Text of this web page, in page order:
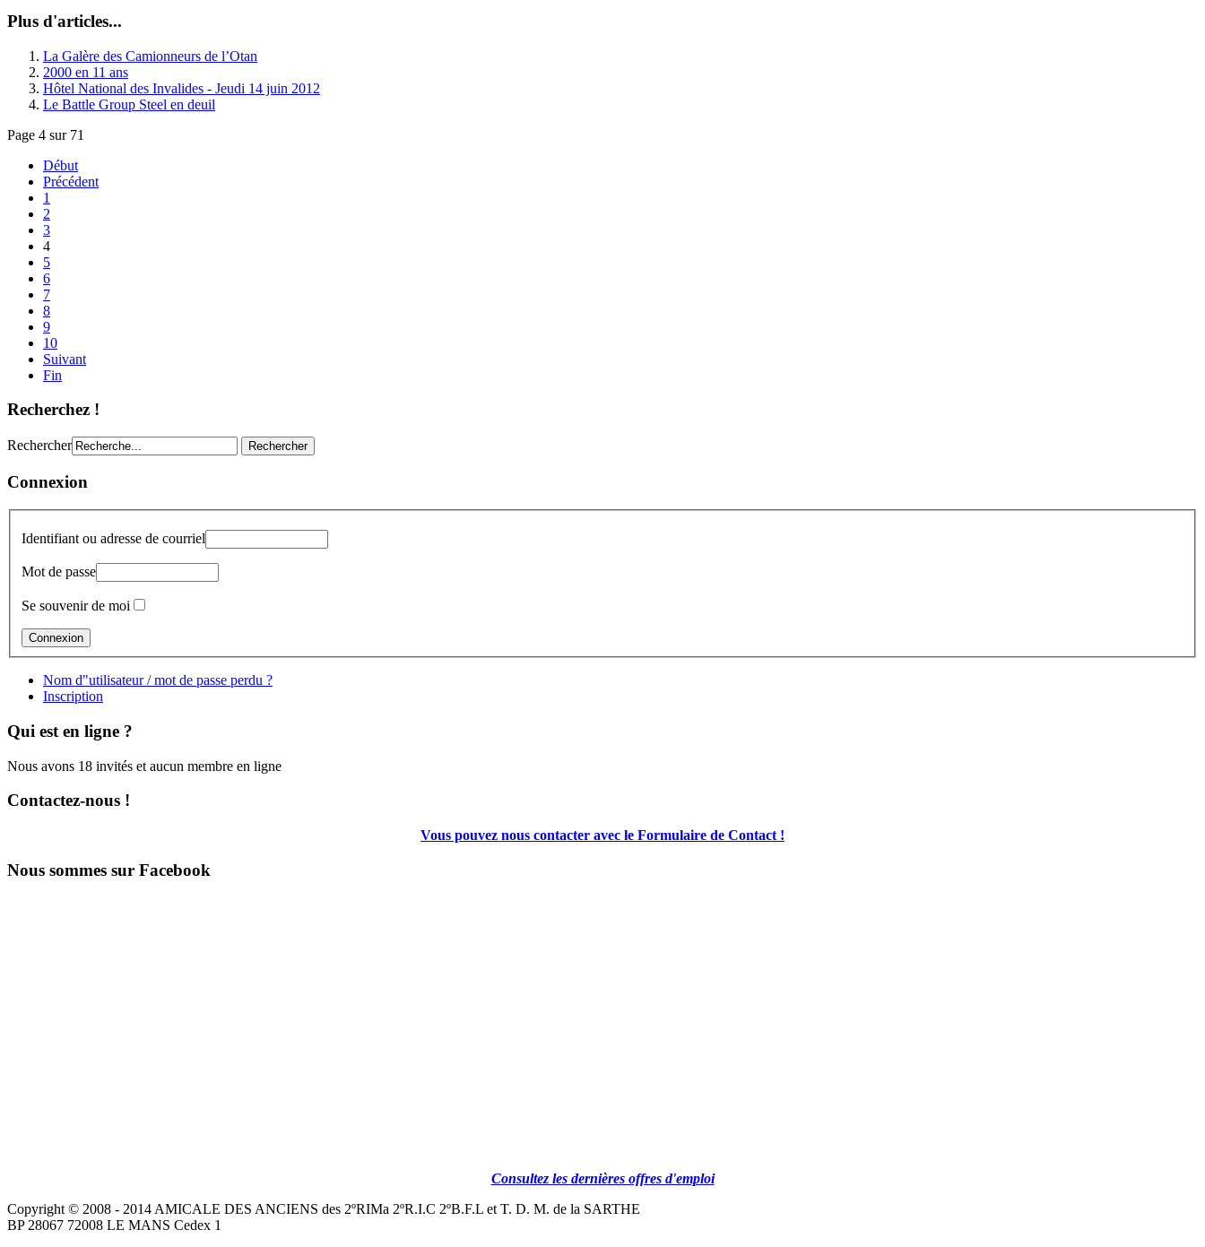
Plus d'articles...
La Galère des Camionneurs de l’Otan
2000 en 11 ans
Hôtel National des Invalides - Jeudi 14 juin 2012
Le Battle Group Steel en deuil
Page 4 sur 71
Début
Précédent
1
2
3
4
5
6
7
8
9
10
Suivant
Fin
Recherchez !
Rechercher
Connexion
Identifiant ou adresse de courriel
Mot de passe
Se souvenir de moi
Nom d"utilisateur / mot de passe perdu ?
Inscription
Qui est en ligne ?
Nous avons 18 invités et aucun membre en ligne
Contactez-nous !
Vous pouvez nous contacter avec le Formulaire de Contact !
Nous sommes sur Facebook
Consultez les dernières offres d'emploi
Copyright © 2008 - 2014 AMICALE DES ANCIENS des 2ºRIMa 2ºR.I.C 2ºB.F.L et T. D. M. de la SARTHE
BP 28067 72008 LE MANS Cedex 1